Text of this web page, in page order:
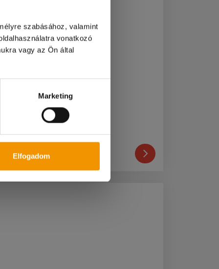
szabásához, valamint
vonatkozó
vagy az Ön által
Marketing
Elfogadom
Br. 2 800 Ft/óra
Betelt